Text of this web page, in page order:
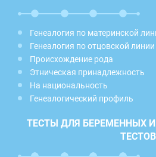
Генеалогия по материнской
Генеалогия по отцовской линии
Происхождение рода
Этническая принадлежность
На национальность
Генеалогический профиль
ТЕСТЫ ДЛЯ БЕРЕМЕННЫХ
ТЕСТОВ